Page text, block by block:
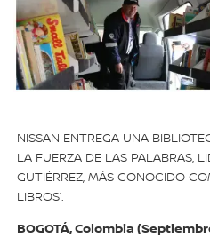
NISSAN ENTREGA UNA
LA FUERZA DE LAS PALABRAS,
GUTIÉRREZ, MÁS CONOCIDO
LIBROS’.
BOGOTÁ, Colombia